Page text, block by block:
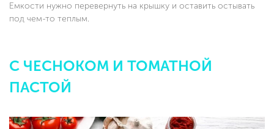
Емкости нужно перевернуть на крышку и оставить остывать
под чем-то теплым.
С ЧЕСНОКОМ И ТОМАТНОЙ
ПАСТОЙ